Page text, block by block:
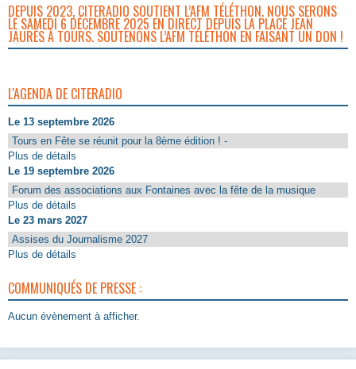
DEPUIS 2023, CITERADIO SOUTIENT L’AFM TÉLÉTHON. NOUS SERONS
LE SAMEDI 6 DÉCEMBRE 2025 EN DIRECT DEPUIS LA PLACE JEAN
JAURÈS À TOURS. SOUTENONS L’AFM TÉLÉTHON EN FAISANT UN DON !
L'AGENDA DE CITERADIO
Le 13 septembre 2026
Tours en Fête se réunit pour la 8ème édition ! -
Plus de détails
Le 19 septembre 2026
Forum des associations aux Fontaines avec la fête de la musique
Plus de détails
Le 23 mars 2027
Assises du Journalisme 2027
Plus de détails
COMMUNIQUÉS DE PRESSE :
Aucun évènement à afficher.